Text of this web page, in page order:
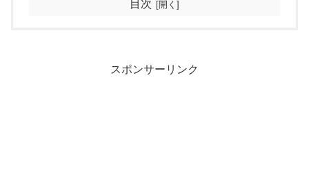
目次
スポンサーリンク